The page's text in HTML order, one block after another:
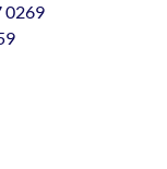
0269